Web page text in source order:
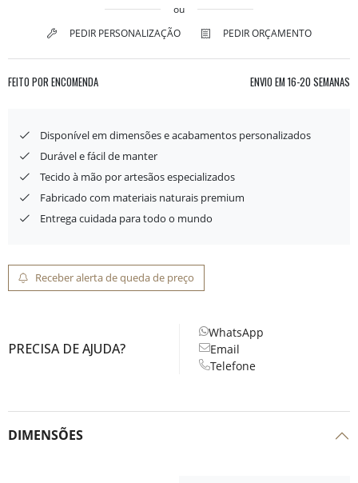
ou
PEDIR PERSONALIZAÇÃO
PEDIR ORÇAMENTO
FEITO POR ENCOMENDA ENVIO EM 16-20 SEMANAS
Disponível em dimensões e acabamentos personalizados
Durável e fácil de manter
Tecido à mão por artesãos especializados
Fabricado com materiais naturais premium
Entrega cuidada para todo o mundo
Receber alerta de queda de preço
PRECISA DE AJUDA?
WhatsApp
Email
Telefone
DIMENSÕES